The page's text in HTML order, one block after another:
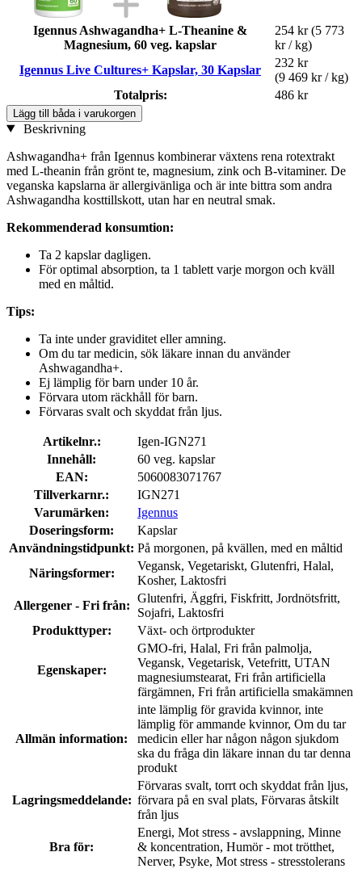
Igennus Ashwagandha+ L-Theanine &
Magnesium, 60 veg. kapslar
254 kr (5 773
kr / kg)
Igennus Live Cultures+ Kapslar, 30 Kapslar
232 kr
(9 469 kr / kg)
Totalpris:
486 kr
Lägg till båda i varukorgen
Beskrivning
Ashwagandha+ från Igennus kombinerar växtens rena rotextrakt
med L-theanin från grönt te, magnesium, zink och B-vitaminer. De
veganska kapslarna är allergivänliga och är inte bittra som andra
Ashwagandha kosttillskott, utan har en neutral smak.
Rekommenderad konsumtion:
Ta 2 kapslar dagligen.
För optimal absorption, ta 1 tablett varje morgon och kväll
med en måltid.
Tips:
Ta inte under graviditet eller amning.
Om du tar medicin, sök läkare innan du använder
Ashwagandha+.
Ej lämplig för barn under 10 år.
Förvara utom räckhåll för barn.
Förvaras svalt och skyddat från ljus.
Artikelnr.:
Igen-IGN271
Innehåll:
60 veg. kapslar
EAN:
5060083071767
Tillverkarnr.:
IGN271
Varumärken:
Igennus
Doseringsform:
Kapslar
Användningstidpunkt: På morgonen, på kvällen, med en måltid
Näringsformer:
Vegansk, Vegetariskt, Glutenfri, Halal,
Kosher, Laktosfri
Allergener - Fri från:
Glutenfri, Äggfri, Fiskfritt, Jordnötsfritt,
Sojafri, Laktosfri
Produkttyper:
Växt- och örtprodukter
Egenskaper:
GMO-fri, Halal, Fri från palmolja,
Vegansk, Vegetarisk, Vetefritt, UTAN
magnesiumstearat, Fri från artificiella
färgämnen, Fri från artificiella smakämnen
Allmän information:
inte lämplig för gravida kvinnor, inte
lämplig för ammande kvinnor, Om du tar
medicin eller har någon någon sjukdom
ska du fråga din läkare innan du tar denna
produkt
Lagringsmeddelande:
Förvaras svalt, torrt och skyddat från ljus,
förvara på en sval plats, Förvaras åtskilt
från ljus
Bra för:
Energi, Mot stress - avslappning, Minne
& koncentration, Humör - mot trötthet,
Nerver, Psyke, Mot stress - stresstolerans